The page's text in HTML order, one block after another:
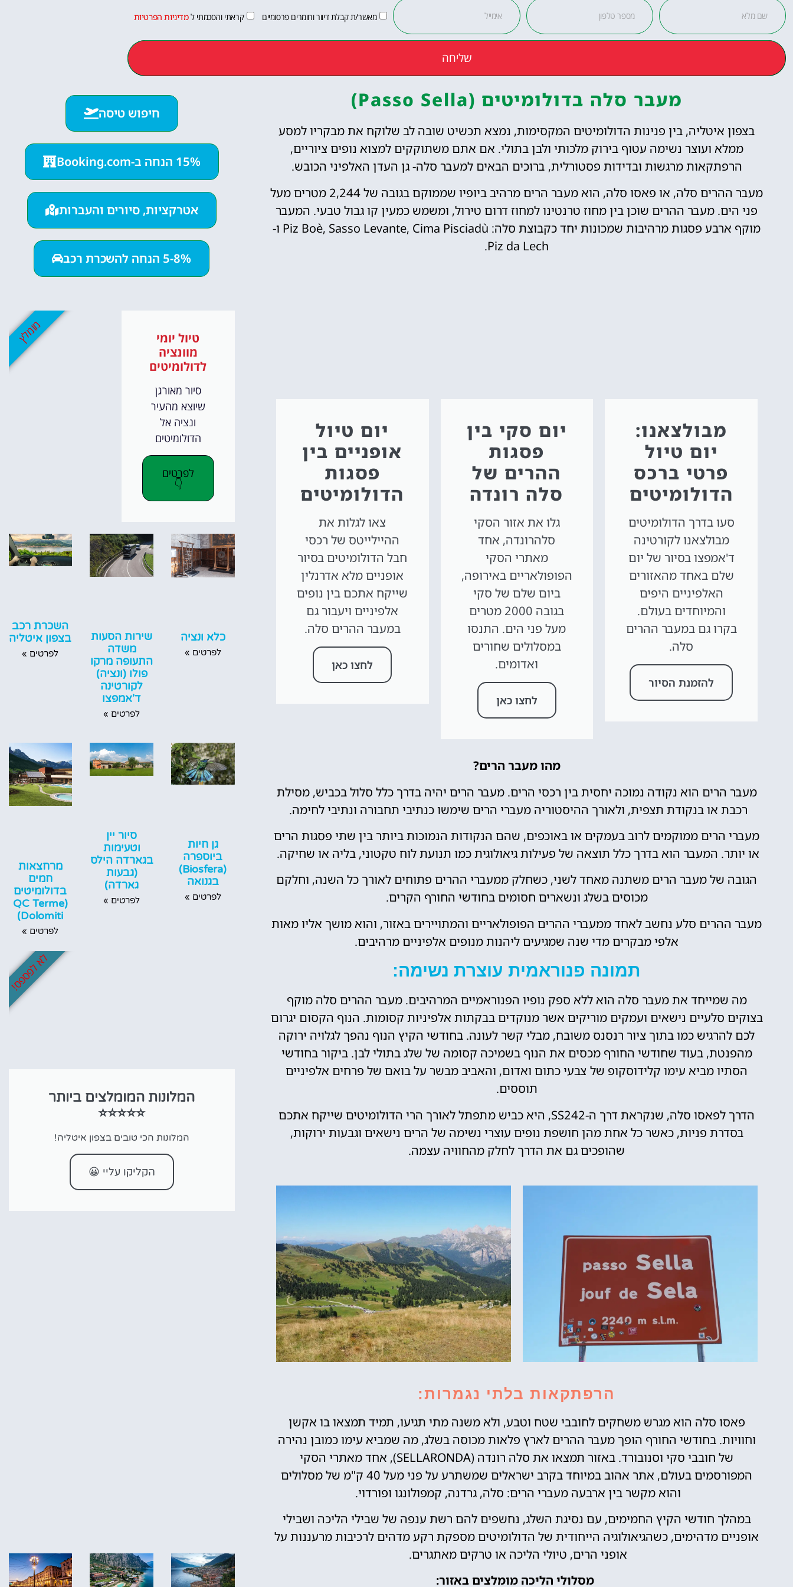
מאשר/ת קבלת דיוור וחומרים פרסומיים קראתי והסכמתי למדיניות הפרטיות
שליחה
מעבר סלה בדולומיטים (Passo Sella)
בצפון איטליה, בין פנינות הדולומיטים המקסימות, נמצא תכשיט שובה לב שלוקח את מבקריו למסע
ממלא ועוצר נשימה עטוף בירוק מלכותי ולבן בתולי. אם אתם משתוקקים למצוא נופים ציוריים,
הרפתקאות מרגשות ובדידות פסטורלית, ברוכים הבאים למעבר סלה- גן העדן האלפיני הכובש.
מעבר ההרים סלה, או פאסו סלה, הוא מעבר הרים מרהיב ביופיו שממוקם בגובה של 2,244 מטרים מעל
פני הים. מעבר ההרים שוכן בין מחוז טרנטינו למחוז דרום טירול, ומשמש כמעין קו גבול טבעי. המעבר
מוקף ארבע פסגות מרהיבות שמכונות יחד כקבוצת סלה: Piz Boè, Sasso Levante, Cima Pisciadù ו-
Piz da Lech.
מבולצאנו:
יום טיול
פרטי ברכס
הדולומיטים
סעו בדרך הדולומיטים
מבולצאנו לקורטינה
ד'אמפצו בסיור של יום
שלם באחד מהאזורים
האלפיניים היפים
והמיוחדים בעולם.
בקרו גם במעבר ההרים
סלה.
להזמנת הסיור
יום סקי בין
פסגות
ההרים של
סלה רונדה
גלו את אזור הסקי
סלהרונדה, אחד
מאתרי הסקי
הפופולאריים באירופה,
ביום שלם של סקי
בגובה 2000 מטרים
מעל פני הים. התנסו
במסלולים שחורים
ואדומים.
לחצו כאן
יום טיול
אופניים בין
פסגות
הדולומיטים
צאו לגלות את
ההיילייטס של רכסי
חבל הדולומיטים בסיור
אופניים מלא אדרנלין
שייקח אתכם בין נופים
אלפיניים ויעבור גם
במעבר ההרים סלה.
לחצו כאן
מהו מעבר הרים?
מעבר הרים הוא נקודה נמוכה יחסית בין רכסי הרים. מעבר הרים יהיה בדרך כלל סלול בכביש, מסילת
רכבת או בנקודת תצפית, ולאורך ההיסטוריה מעברי הרים שימשו כנתיבי תחבורה ונתיבי לחימה.
מעברי הרים ממוקמים לרוב בעמקים או באוכפים, שהם הנקודות הנמוכות ביותר בין שתי פסגות הרים
או יותר. המעבר הוא בדרך כלל תוצאה של פעילות גיאולוגית כמו תנועת לוח טקטוני, בליה או שחיקה.
הגובה של מעבר הרים משתנה מאחד לשני, כשחלק ממעברי ההרים פתוחים לאורך כל השנה, וחלקם
מכוסים בשלג ונשארים חסומים בחודשי החורף הקרים.
מעבר ההרים סלע נחשב לאחד ממעברי ההרים הפופולאריים והמתויירים באזור, והוא מושך אליו מאות
אלפי מבקרים מדי שנה שמגיעים ליהנות מנופים אלפיניים מרהיבים.
תמונה פנוראמית עוצרת נשימה:
מה שמייחד את מעבר סלה הוא ללא ספק נופיו הפנוראמיים המרהיבים. מעבר ההרים סלה מוקף
בצוקים סלעיים נישאים ועמקים מוריקים אשר מנוקדים בבקתות אלפיניות קסומות. הנוף הקסום יגרום
לכם להרגיש כמו בתוך ציור רנסנס משובח, מבלי קשר לעונה. בחודשי הקיץ הנוף נהפך לגלויה ירוקה
מהפנטת, בעוד שחודשי החורף מכסים את הנוף בשמיכה קסומה של שלג בתולי לבן. ביקור בחודשי
הסתיו מביא עימו קלידוסקופ של צבעי כתום ואדום, והאביב מבשר על בואם של פרחים אלפיניים
תוססים.
הדרך לפאסו סלה, שנקראת דרך ה-SS242, היא כביש מתפתל לאורך הרי הדולומיטים שייקח אתכם
בסדרת פניות, כאשר כל אחת מהן חושפת נופים עוצרי נשימה של הרים נישאים וגבעות ירוקות,
שהופכים גם את הדרך לחלק מהחוויה עצמה.
הרפתקאות בלתי נגמרות:
פאסו סלה הוא מגרש משחקים לחובבי שטח וטבע, ולא משנה מתי תגיעו, תמיד תמצאו בו אקשן
וחוויות. בחודשי החורף הופך מעבר ההרים לארץ פלאות מכוסה בשלג, מה שמביא עימו כמובן נהירה
של חובבי סקי וסנובורד. באזור תמצאו את סלה רונדה (SELLARONDA), אחד מאתרי הסקי
המפורסמים בעולם, אתר אהוב במיוחד בקרב ישראלים שמשתרע על פני מעל 40 ק"מ של מסלולים
והוא מקשר בין ארבעה מעברי הרים: סלה, גרדנה, קמפולונגו ופורדוי.
במהלך חודשי הקיץ החמימים, עם נסיגת השלג, נחשפים להם רשת ענפה של שבילי הליכה ושבילי
אופניים מדהימים, כשהגיאולוגיה הייחודית של הדולומיטים מספקת רקע מדהים לרכיבות מרעננות על
אופני הרים, טיולי הליכה או טרקים מאתגרים.
מסלולי הליכה מומלצים באזור:
חיפוש טיסה
15% הנחה ב-Booking.com
אטרקציות, סיורים והעברות
5-8% הנחה להשכרת רכב
טיול יומי
מוונציה
לדולומיטים
סיור מאורגן
שיוצא מהעיר
ונציה אל
הדולומיטים
לפרטים
👇
מומלץ
כלא ונציה
לפרטים »
שירות הסעות
משדה
התעופה מרקו
פולו (ונציה)
לקורטינה
ד'אמפצו
לפרטים »
השכרת רכב
בצפון איטליה
לפרטים »
גן חיות
ביוספרה
(Biosfera)
בגנואה
לפרטים »
סיור יין
וטעימות
בגארדה הילס
(גבעות
גארדה)
לפרטים »
מרחצאות
חמים
בדולומיטים
(QC Terme
Dolomiti)
לפרטים »
המלונות המומלצים ביותר
⭐⭐⭐⭐⭐
המלונות הכי טובים בצפון איטליה!
הקליקו עליי 😀
לא לפספס!